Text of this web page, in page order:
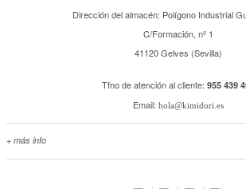
Dirección del almacén: Polígono Industrial
C/Formación, nº 1
41120 Gelves (Sevilla)
Tfno de atención al cliente: 955 439
Email: hola@kimidori.es
+ más info